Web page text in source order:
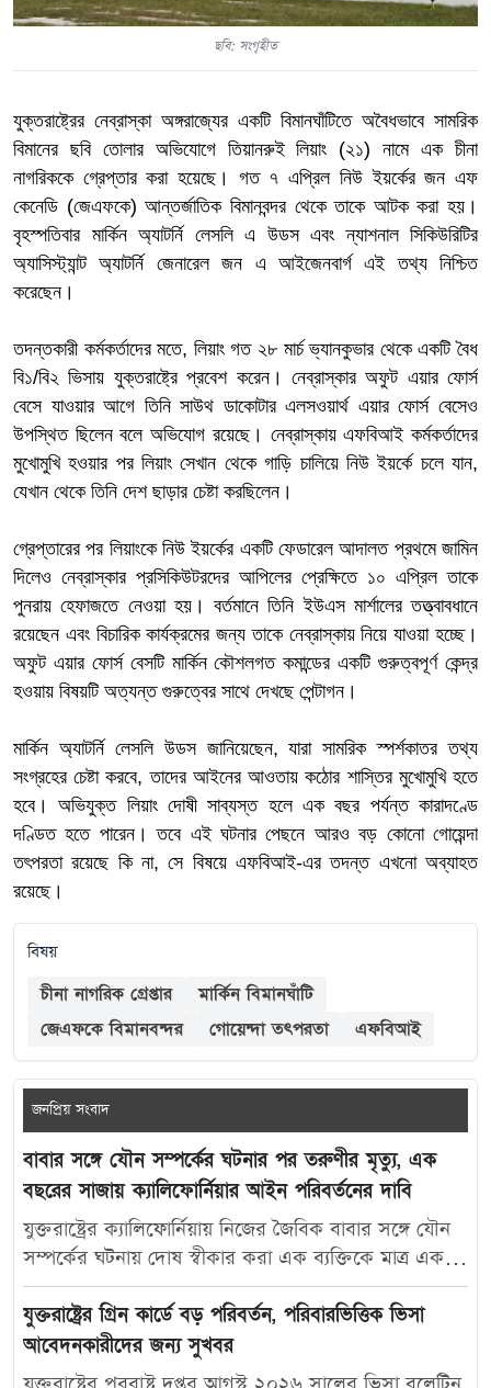
ছবি: সংগৃহীত
যুক্তরাষ্ট্রের নেব্রাস্কা অঙ্গরাজ্যের একটি বিমানঘাঁটিতে অবৈধভাবে সামরিক
বিমানের ছবি তোলার অভিযোগে তিয়ানরুই লিয়াং (২১) নামে এক চীনা
নাগরিককে গ্রেপ্তার করা হয়েছে। গত ৭ এপ্রিল নিউ ইয়র্কের জন এফ
কেনেডি (জেএফকে) আন্তর্জাতিক বিমানবন্দর থেকে তাকে আটক করা হয়।
বৃহস্পতিবার মার্কিন অ্যাটর্নি লেসলি এ উডস এবং ন্যাশনাল সিকিউরিটির
অ্যাসিস্ট্যান্ট অ্যাটর্নি জেনারেল জন এ আইজেনবার্গ এই তথ্য নিশ্চিত
করেছেন।
তদন্তকারী কর্মকর্তাদের মতে, লিয়াং গত ২৮ মার্চ ভ্যানকুভার থেকে একটি বৈধ
বি১/বি২ ভিসায় যুক্তরাষ্ট্রে প্রবেশ করেন। নেব্রাস্কার অফুট এয়ার ফোর্স
বেসে যাওয়ার আগে তিনি সাউথ ডাকোটার এলসওয়ার্থ এয়ার ফোর্স বেসেও
উপস্থিত ছিলেন বলে অভিযোগ রয়েছে। নেব্রাস্কায় এফবিআই কর্মকর্তাদের
মুখোমুখি হওয়ার পর লিয়াং সেখান থেকে গাড়ি চালিয়ে নিউ ইয়র্কে চলে যান,
যেখান থেকে তিনি দেশ ছাড়ার চেষ্টা করছিলেন।
গ্রেপ্তারের পর লিয়াংকে নিউ ইয়র্কের একটি ফেডারেল আদালত প্রথমে জামিন
দিলেও নেব্রাস্কার প্রসিকিউটরদের আপিলের প্রেক্ষিতে ১০ এপ্রিল তাকে
পুনরায় হেফাজতে নেওয়া হয়। বর্তমানে তিনি ইউএস মার্শালের তত্ত্বাবধানে
রয়েছেন এবং বিচারিক কার্যক্রমের জন্য তাকে নেব্রাস্কায় নিয়ে যাওয়া হচ্ছে।
অফুট এয়ার ফোর্স বেসটি মার্কিন কৌশলগত কমান্ডের একটি গুরুত্বপূর্ণ কেন্দ্র
হওয়ায় বিষয়টি অত্যন্ত গুরুত্বের সাথে দেখছে পেন্টাগন।
মার্কিন অ্যাটর্নি লেসলি উডস জানিয়েছেন, যারা সামরিক স্পর্শকাতর তথ্য
সংগ্রহের চেষ্টা করবে, তাদের আইনের আওতায় কঠোর শাস্তির মুখোমুখি হতে
হবে। অভিযুক্ত লিয়াং দোষী সাব্যস্ত হলে এক বছর পর্যন্ত কারাদণ্ডে
দণ্ডিত হতে পারেন। তবে এই ঘটনার পেছনে আরও বড় কোনো গোয়েন্দা
তৎপরতা রয়েছে কি না, সে বিষয়ে এফবিআই-এর তদন্ত এখনো অব্যাহত
রয়েছে।
বিষয়
চীনা নাগরিক গ্রেপ্তার
মার্কিন বিমানঘাঁটি
জেএফকে বিমানবন্দর
গোয়েন্দা তৎপরতা এফবিআই
জনপ্রিয় সংবাদ
বাবার সঙ্গে যৌন সম্পর্কের ঘটনার পর তরুণীর মৃত্যু, এক
বছরের সাজায় ক্যালিফোর্নিয়ার আইন পরিবর্তনের দাবি
যুক্তরাষ্ট্রের ক্যালিফোর্নিয়ায় নিজের জৈবিক বাবার সঙ্গে যৌন
সম্পর্কের ঘটনায় দোষ স্বীকার করা এক ব্যক্তিকে মাত্র এক
বছরের কারাদণ্ড দেওয়ায় নতুন করে বিতর্ক তৈরি হয়েছে।
আদালতের এই রায়ে অসন্তোষ প্রকাশ করে ভুক্তভোগী
তরুণীর মা ক্যালিফোর্নিয়ার যৌন অপরাধ-সংক্রান্ত আইন
আরও কঠোর করার দাবি জানিয়েছেন। মার্কিন সংবাদমাধ্যম
যুক্তরাষ্ট্রের গ্রিন কার্ডে বড় পরিবর্তন, পরিবারভিত্তিক ভিসা
আবেদনকারীদের জন্য সুখবর